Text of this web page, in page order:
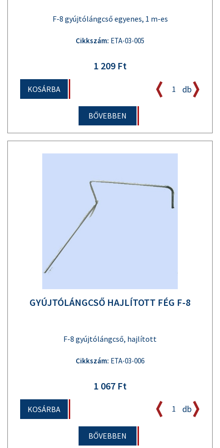
F-8 gyújtólángcső egyenes, 1 m-es
Cikkszám: ETA-03-005
1 209 Ft
KOSÁRBA db
BŐVEBBEN
GYÚJTÓLÁNGCSŐ HAJLÍTOTT FÉG F-8
F-8 gyújtólángcső, hajlított
Cikkszám: ETA-03-006
1 067 Ft
KOSÁRBA db
BŐVEBBEN